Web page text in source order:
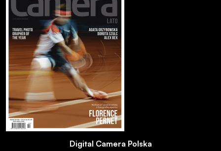
Digital Camera Polska